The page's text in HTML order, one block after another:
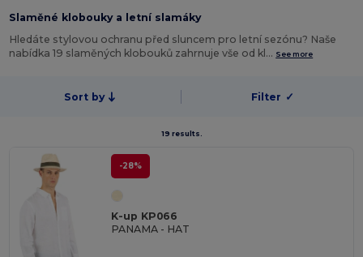
Slaměné klobouky a letní slamáky
Hledáte stylovou ochranu před sluncem pro letní sezónu? Naše
nabídka 19 slaměných klobouků zahrnuje vše od kl… See more
Sort by Filter ✓
19 results.
-28%
K-up KP066
PANAMA - HAT